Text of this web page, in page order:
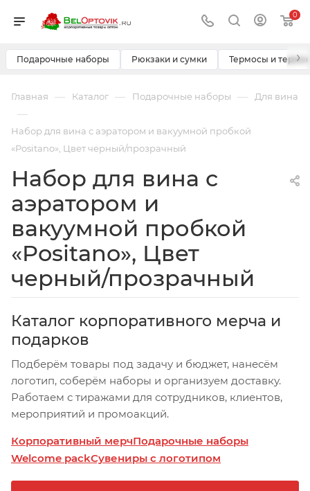
0
Подарочные наборы Рюкзаки и сумки Термосы и ›
Главная — Каталог — Подарочные наборы — Для вина
—
Набор для вина с аэратором и вакуумной пробкой
«Positano», Цвет черный/прозрачный
Набор для вина с
аэратором и
вакуумной пробкой
«Positano», Цвет
черный/прозрачный
Каталог корпоративного мерча и
подарков
Подберём товары под задачу и бюджет, нанесём
логотип, соберём наборы и организуем доставку.
Работаем с тиражами для сотрудников, клиентов,
мероприятий и промоакций.
Корпоративный мерчПодарочные наборы
Welcome packСувениры с логотипом